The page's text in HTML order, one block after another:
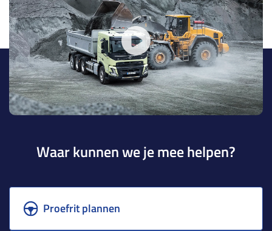
Waar kunnen we je mee helpen?
Proefrit plannen